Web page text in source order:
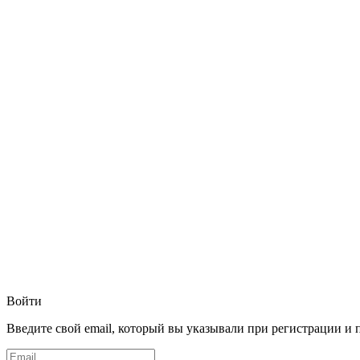
Войти
Введите свой email, который вы указывали при регистрации и